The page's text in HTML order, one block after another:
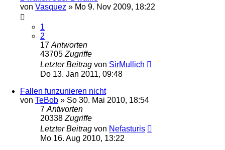
von Vasquez » Mo 9. Nov 2009, 18:22
1
2
17 Antworten
43705 Zugriffe
Letzter Beitrag von SirMullich
Do 13. Jan 2011, 09:48
Fallen funzunieren nicht
von TeBob » So 30. Mai 2010, 18:54
7 Antworten
20338 Zugriffe
Letzter Beitrag von Nefasturis
Mo 16. Aug 2010, 13:22